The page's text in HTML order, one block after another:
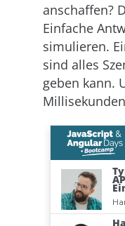
anschaffen?
Einfache
simulieren.
sind alles
geben kann.